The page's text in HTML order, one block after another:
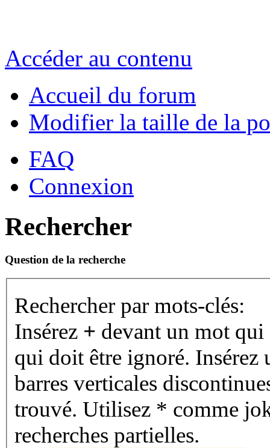
Accéder au contenu
Accueil du forum
Modifier la taille de la
FAQ
Connexion
Rechercher
Question de la recherche
Rechercher par mots-clés:
Insérez + devant un mot
qui doit être ignoré. Insérez
barres verticales
trouvé. Utilisez * comme
recherches partielles.